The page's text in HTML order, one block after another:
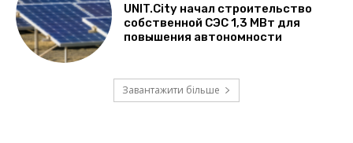
UNIT.City начал строительство
собственной СЭС 1,3 МВт для
повышения автономности
Завантажити більше